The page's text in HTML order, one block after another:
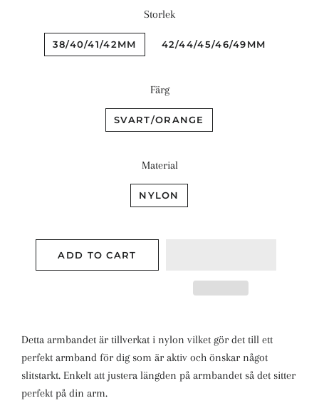
Storlek
38/40/41/42MM 42/44/45/46/49MM
Färg
SVART/ORANGE
Material
NYLON
ADD TO CART
Detta armbandet är tillverkat i nylon vilket gör det till ett
perfekt armband för dig som är aktiv och önskar något
slitstarkt. Enkelt att justera längden på armbandet så det sitter
perfekt på din arm.